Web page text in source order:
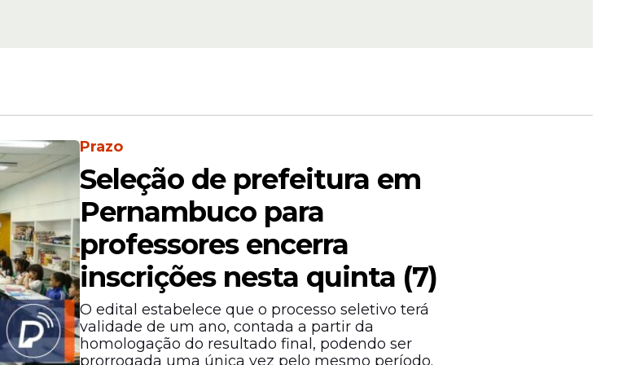
de ensino. O valor será de R$ 500
A Caixa também oferecerá
Prazo
Seleção de prefeitura em
Pernambuco para
professores encerra
inscrições nesta quinta (7)
O edital estabelece que o processo seletivo terá
validade de um ano, contada a partir da
homologação do resultado final, podendo ser
prorrogada uma única vez pelo mesmo período.